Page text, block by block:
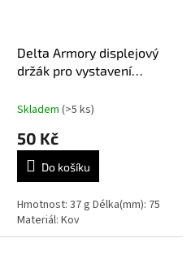
Delta Armory displejový
držák pro vystavení
nebo zbraní 75 mm
Skladem (>5 ks)
50 Kč
Do košíku
Hmotnost: 37 g Délka(mm): 75
Materiál: Kov